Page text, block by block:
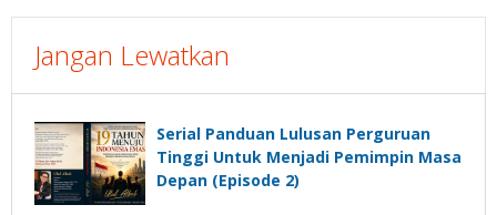
Jangan Lewatkan
Serial Panduan Lulusan Perguruan
Tinggi Untuk Menjadi Pemimpin Masa
Depan (Episode 2)